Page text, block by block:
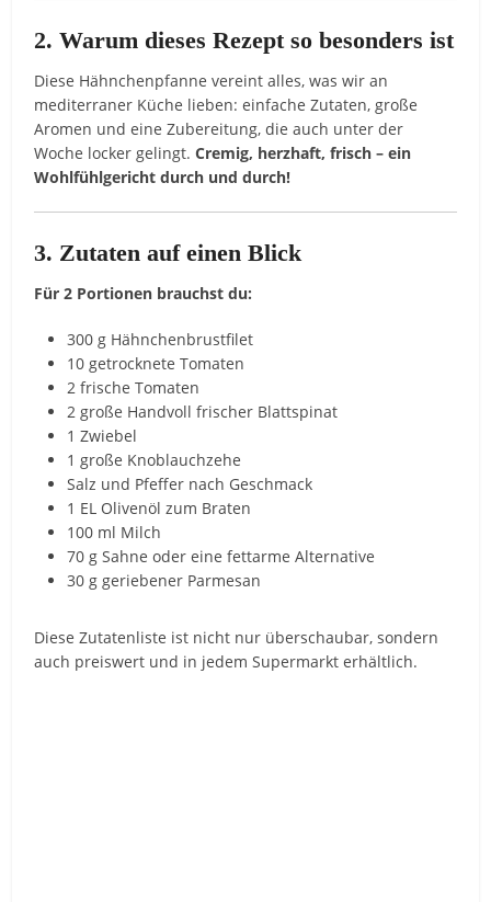
2. Warum dieses Rezept so besonders ist
Diese Hähnchenpfanne vereint alles, was wir an
mediterraner Küche lieben: einfache Zutaten, große
Aromen und eine Zubereitung, die auch unter der
Woche locker gelingt.Cremig, herzhaft, frisch – ein
Wohlfühlgericht durch und durch!
3. Zutaten auf einen Blick
Für 2 Portionen brauchst du:
300 g Hähnchenbrustfilet
10 getrocknete Tomaten
2 frische Tomaten
2 große Handvoll frischer Blattspinat
1 Zwiebel
1 große Knoblauchzehe
Salz und Pfeffer nach Geschmack
1 EL Olivenöl zum Braten
100 ml Milch
70 g Sahne oder eine fettarme Alternative
30 g geriebener Parmesan
Diese Zutatenliste ist nicht nur überschaubar, sondern
auch preiswert und in jedem Supermarkt erhältlich.